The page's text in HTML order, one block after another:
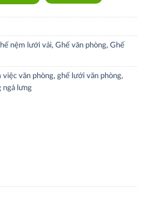
nệm lưới vải, Ghế văn phòng, Ghế
việc văn phòng, ghế lưới văn phòng,
ngả lưng